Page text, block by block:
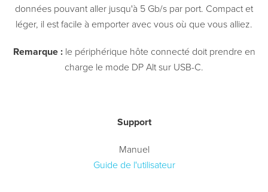
données pouvant aller jusqu'à 5 Gb/s par port. Compact et
léger, il est facile à emporter avec vous où que vous alliez.
Remarque :le périphérique hôte connecté doit prendre en
charge le mode DP Alt sur USB-C.
Support
Manuel
Guide de l'utilisateur